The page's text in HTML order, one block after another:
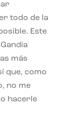
todo de la
Este
más
que, como
no me
hacerle